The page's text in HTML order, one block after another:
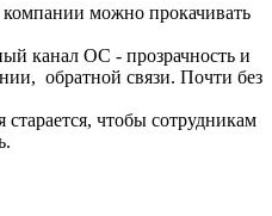
компании можно прокачивать
канал ОС - прозрачность и
обратной связи. Почти без
чтобы сотрудникам